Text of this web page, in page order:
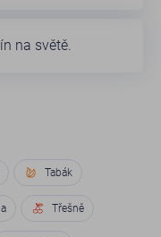
na světě.
Tabák
Třešně